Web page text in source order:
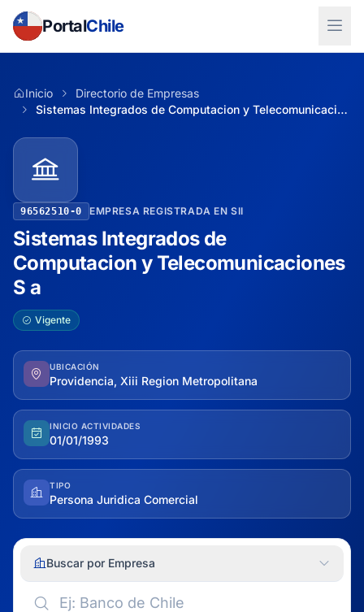
PortalChile
Inicio
Directorio de Empresas
Sistemas Integrados de Computacion y Telecomunicaciones S a
96562510-0 EMPRESA REGISTRADA EN SII
Sistemas Integrados de
Computacion y Telecomunicaciones
S a
Vigente
UBICACIÓN
Providencia, Xiii Region Metropolitana
INICIO ACTIVIDADES
01/01/1993
TIPO
Persona Juridica Comercial
Buscar por Empresa